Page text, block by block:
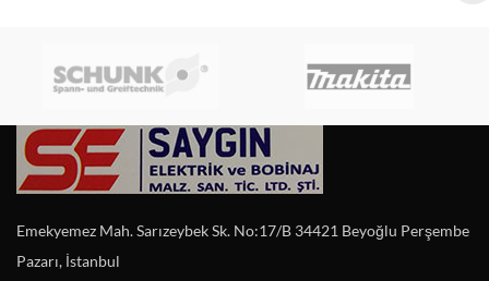
Emekyemez Mah. Sarızeybek Sk. No:17/B 34421 Beyoğlu Perşembe
Pazarı, İstanbul